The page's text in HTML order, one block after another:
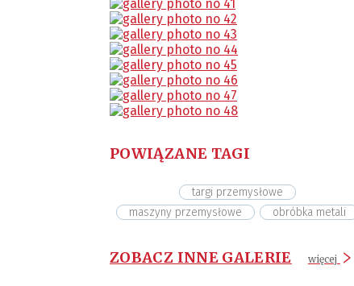
POWIĄZANE TAGI
targi przemysłowe
maszyny przemysłowe
obróbka metali
ZOBACZ INNE GALERIE więcej